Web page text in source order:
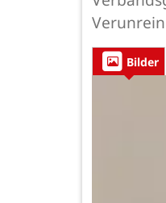
Bilder